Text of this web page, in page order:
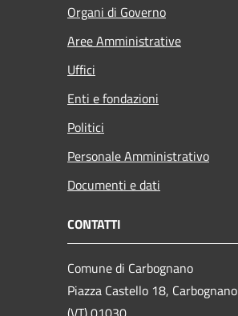
Organi di Governo
Aree Amministrative
Uffici
Enti e fondazioni
Politici
Personale Amministrativo
Documenti e dati
CONTATTI
Comune di Carbognano
Piazza Castello 18, Carbognano